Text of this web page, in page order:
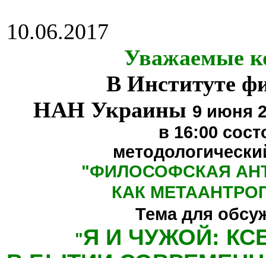
10.06.2017
Уважаемые
В Институте
НАН Украины 9 июня
в 16:00
"ФИЛОСОФСКАЯ
КАК
Тема для
"Я И ЧУЖОЙ: